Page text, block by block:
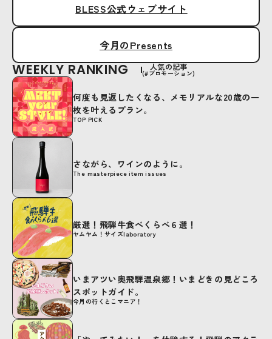
BLESS公式ウェブサイト
今月のPresents
WEEKLY RANKING 人気の記事
(#プロモーション)
TOP PICK
何度も見返したくなる、メモリアルな20歳の一
枚を叶えるプラン。
The masterpiece item issues
さながら、ワインのように。
ヤムヤム！サイズlaboratory
厳選！飛騨牛食べくらべ６選！
今月の行くとこマニア！
いまアツい奥飛騨温泉郷！いまどきの見どころ
スポットガイド。